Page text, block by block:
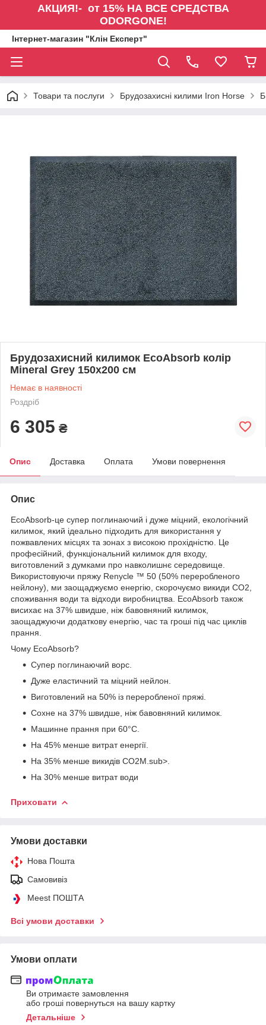
АКЦИЯ!- от 15% НА ВСЕ СРЕДСТВА
ODORGONE!
Інтернет-магазин "Клін Експерт"
Товари та послуги Брудозахисні килими Iron Horse
Брудозахисний килимок EcoAbsorb колір
Mineral Grey 150x200 см
Немає в наявності
Роздріб
6 305 ₴
Опис Доставка Оплата Умови повернення
Опис
EcoAbsorb-це супер поглинаючий і дуже міцний, екологічний
килимок, який ідеально підходить для використання у
пожвавлених місцях та зонах з високою прохідністю. Це
професійний, функціональний килимок для входу,
виготовлений з думками про навколишнє середовище.
Використовуючи пряжу Renycle ™ 50 (50% переробленого
нейлону), ми заощаджуємо енергію, скорочуємо викиди CO2,
споживання води та відходи виробництва. EcoAbsorb також
висихає на 37% швидше, ніж бавовняний килимок,
заощаджуючи додаткову енергію, час та гроші під час циклів
прання.
Чому EcoAbsorb?
Супер поглинаючий ворс.
Дуже еластичний та міцний нейлон.
Виготовлений на 50% із переробленої пряжі.
Сохне на 37% швидше, ніж бавовняний килимок.
Машинне прання при 60°C.
На 45% менше витрат енергії.
На 35% менше викидів CO2M.sub>.
На 30% менше витрат води
Приховати
Умови доставки
Нова Пошта
Самовивіз
Meest ПОШТА
Всі умови доставки
Умови оплати
Ви отримаєте замовлення
або гроші повернуться на вашу картку
Детальніше